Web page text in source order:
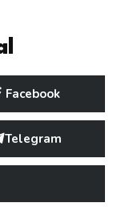
Facebook
Telegram